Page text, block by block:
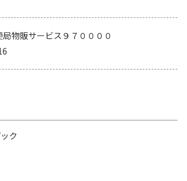
局物販サービス９７００００
ク